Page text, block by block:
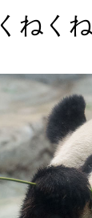
くねくね